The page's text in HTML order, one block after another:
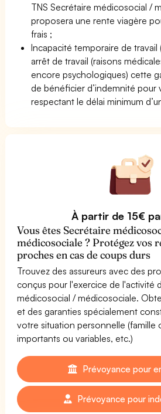
TNS Secrétaire médicosocial /
proposera une rente viagère
frais ;
Incapacité temporaire de travail
arrêt de travail (raisons
encore psychologiques) cette
de bénéficier d’indemnité pour
respectant le délai minimum
À partir de 15€
Vous êtes Secrétaire
médicosociale ? Protégez vos
proches en cas de coups durs
Trouvez des assureurs avec des
conçus pour l'exercice de l'activité
médicosocial / médicosociale.
et des garanties spécialement
votre situation personnelle (famille
importants ou variables, etc.)
Prévoyance pour
Prévoyance pour